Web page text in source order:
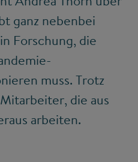
ganz nebenbei
Forschung, die
muss. Trotz
die aus
arbeiten.